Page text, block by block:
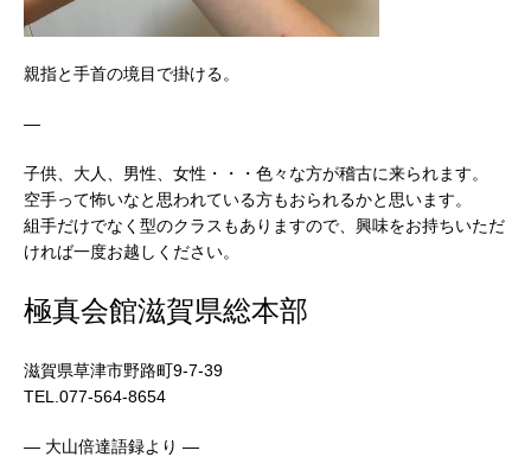
親指と手首の境目で掛ける。
—
子供、大人、男性、女性・・・色々な方が稽古に来られます。
空手って怖いなと思われている方もおられるかと思います。
組手だけでなく型のクラスもありますので、興味をお持ちいただ
ければ一度お越しください。
極真会館滋賀県総本部
滋賀県草津市野路町9-7-39
TEL.077-564-8654
— 大山倍達語録より —